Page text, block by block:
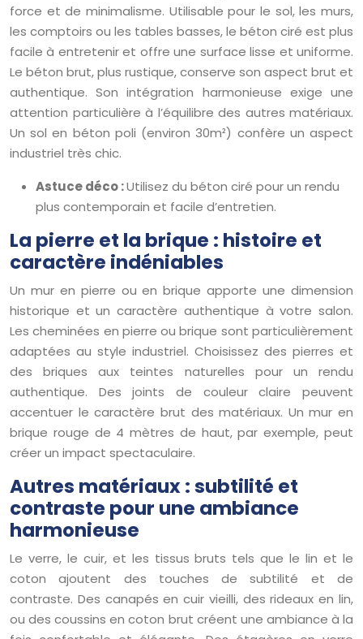
force et de minimalisme. Utilisable pour le sol, les murs,
les comptoirs ou les tables basses, le béton ciré est plus
facile à entretenir et offre une surface lisse et uniforme.
Le béton brut, plus rustique, conserve son aspect brut et
authentique. Son intégration harmonieuse exige une
attention particulière à l’équilibre des autres matériaux.
Un sol en béton poli (environ 30m²) confère un aspect
industriel très chic.
Astuce déco :Utilisez du béton ciré pour un rendu
plus contemporain et facile d’entretien.
La pierre et la brique : histoire et
caractère indéniables
Un mur en pierre ou en brique apporte une dimension
historique et un caractère authentique à votre salon.
Les cheminées en pierre ou brique sont particulièrement
adaptées au style industriel. Choisissez des pierres et
des briques aux teintes naturelles pour un rendu
authentique. Des joints de couleur claire peuvent
accentuer le caractère brut des matériaux. Un mur en
brique rouge de 4 mètres de haut, par exemple, peut
créer un impact spectaculaire.
Autres matériaux : subtilité et
contraste pour une ambiance
harmonieuse
Le verre, le cuir, et les tissus bruts tels que le lin et le
coton ajoutent des touches de subtilité et de
contraste. Des canapés en cuir vieilli, des rideaux en lin,
ou des coussins en coton brut créent une ambiance à la